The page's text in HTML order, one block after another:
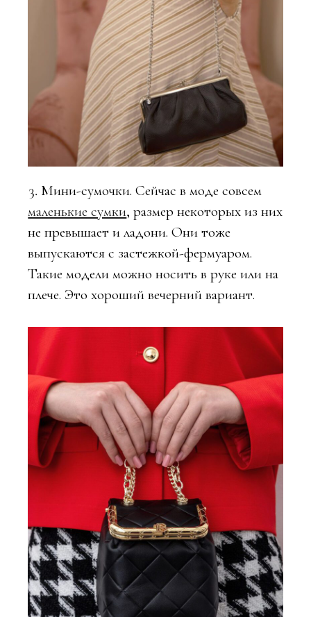
Мини-сумочки. Сейчас в моде совсем
маленькие сумки, размер некоторых из них
не превышает и ладони. Они тоже
выпускаются с застежкой-фермуаром.
Такие модели можно носить в руке или на
плече. Это хороший вечерний вариант.